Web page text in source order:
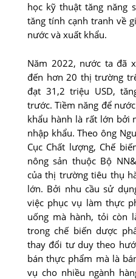
học kỹ thuật tăng năng
tăng tính cạnh tranh về
nước và xuất khẩu.
Năm 2022, nước ta đã
đến hơn 20 thị trường
đạt 31,2 triệu USD,
trước. Tiềm năng để
khẩu hành là rất lớn bởi
nhập khẩu. Theo ông
Cục Chất lượng, Chế
nông sản thuộc Bộ
của thị trường tiêu thụ
lớn. Bởi nhu cầu sử
việc phục vụ làm thực
uống mà hành, tỏi còn
trong chế biến dược
thay đổi tư duy theo
bán thực phẩm mà là
vụ cho nhiều ngành